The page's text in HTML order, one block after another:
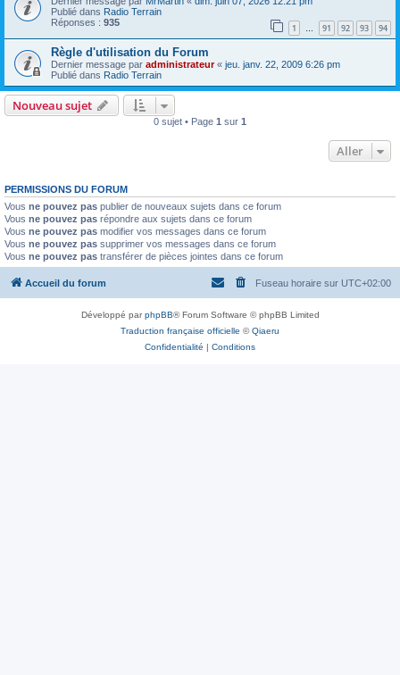
Publié dans Radio Terrain
Réponses : 935 1 … 91 92 93 94
Règle d'utilisation du Forum
Dernier message par administrateur« jeu. janv. 22, 2009 6:26 pm
Publié dans Radio Terrain
Nouveau sujet
0 sujet • Page 1 sur 1
Aller
PERMISSIONS DU FORUM
Vous ne pouvez pas publier de nouveaux sujets dans ce forum
Vous ne pouvez pas répondre aux sujets dans ce forum
Vous ne pouvez pas modifier vos messages dans ce forum
Vous ne pouvez pas supprimer vos messages dans ce forum
Vous ne pouvez pas transférer de pièces jointes dans ce forum
Accueil du forum Fuseau horaire sur UTC+02:00
Développé parphpBB® Forum Software © phpBB Limited
Traduction française officielle ©Qiaeru
Confidentialité | Conditions